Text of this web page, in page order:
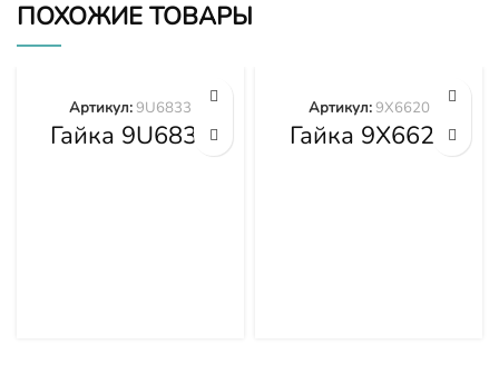
ПОХОЖИЕ ТОВАРЫ
Гайка 9U6833
Артикул:9U6833
Гайка 9X6620
Артикул:9X6620